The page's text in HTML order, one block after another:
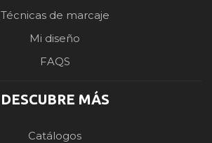
Técnicas de marcaje
Mi diseño
FAQS
DESCUBRE MÁS
Catálogos